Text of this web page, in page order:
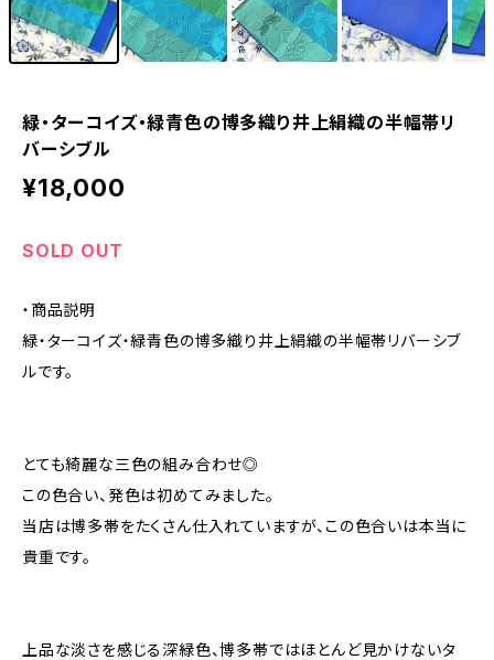
緑・ターコイズ・緑青色の博多織り井上絹織の半幅帯リ
バーシブル
¥18,000
SOLD OUT
・商品説明
緑・ターコイズ・緑青色の博多織り井上絹織の半幅帯リバーシブ
ルです。
とても綺麗な三色の組み合わせ◎
この色合い、発色は初めてみました。
当店は博多帯をたくさん仕入れていますが、この色合いは本当に
貴重です。
上品な淡さを感じる深緑色、博多帯ではほとんど見かけないタ